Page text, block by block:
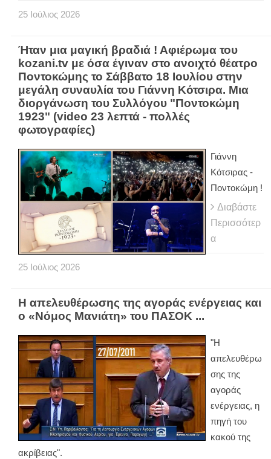
25 Ιούλιος 2026
Ήταν μια μαγική βραδιά ! Αφιέρωμα του
kozani.tv με όσα έγιναν στο ανοιχτό θέατρο
Ποντοκώμης το Σάββατο 18 Ιουλίου στην
μεγάλη συναυλία του Γιάννη Κότσιρα. Μια
διοργάνωση του Συλλόγου "Ποντοκώμη
1923" (video 23 λεπτά - πολλές
φωτογραφίες)
Γιάννη
Κότσιρας -
Ποντοκώμη !
Διαβάστε
Περισσότερ
α
25 Ιούλιος 2026
Η απελευθέρωσης της αγοράς ενέργειας και
ο «Νόμος Μανιάτη» του ΠΑΣΟΚ ...
"Η
απελευθέρω
σης της
αγοράς
ενέργειας, η
πηγή του
κακού της
ακρίβειας".